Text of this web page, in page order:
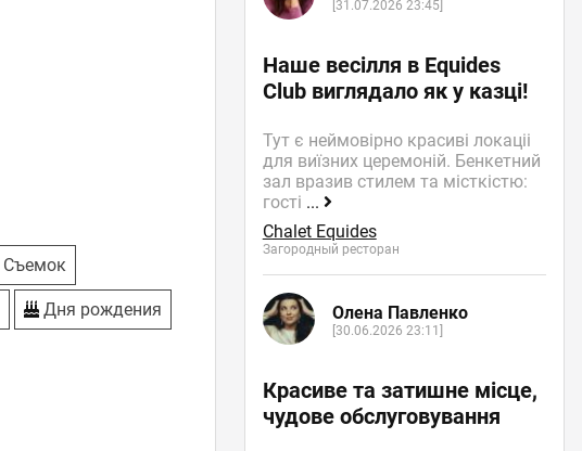
Съемок
Дня рождения
[31.07.2026 23:45]
Наше весілля в Equides
Club виглядало як у казці!
Тут є неймовірно красиві локаціі
для виїзних церемоній. Бенкетний
зал вразив стилем та місткістю:
гості ...
Chalet Equides
Загородный ресторан
Олена Павленко
[30.06.2026 23:11]
Красиве та затишне місце,
чудове обслуговування